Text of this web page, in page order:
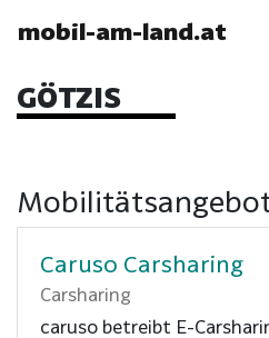
mobil-am-land.at
GÖTZIS
Caruso Carsharing
Carsharing
caruso betreibt E-